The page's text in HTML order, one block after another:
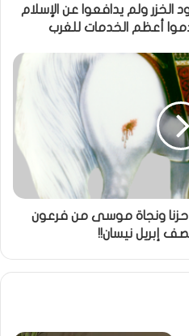
الخزر ولم يدافعوا عن الإسلام
أعظم الخدمات للغرب
حزنا ونجاة موسى من فرعون
إبريل نيسان!!